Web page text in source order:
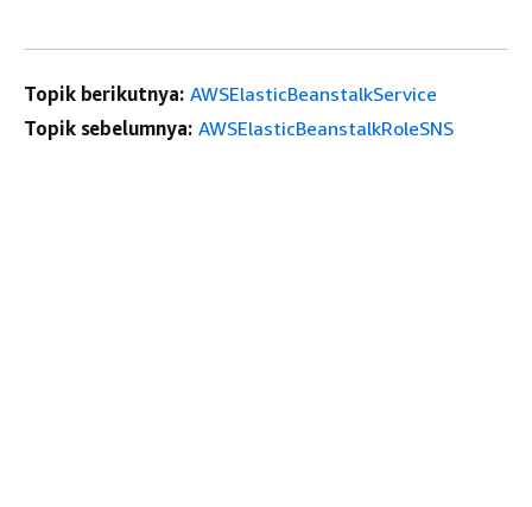
Topik berikutnya: AWSElasticBeanstalkService
Topik sebelumnya: AWSElasticBeanstalkRoleSNS